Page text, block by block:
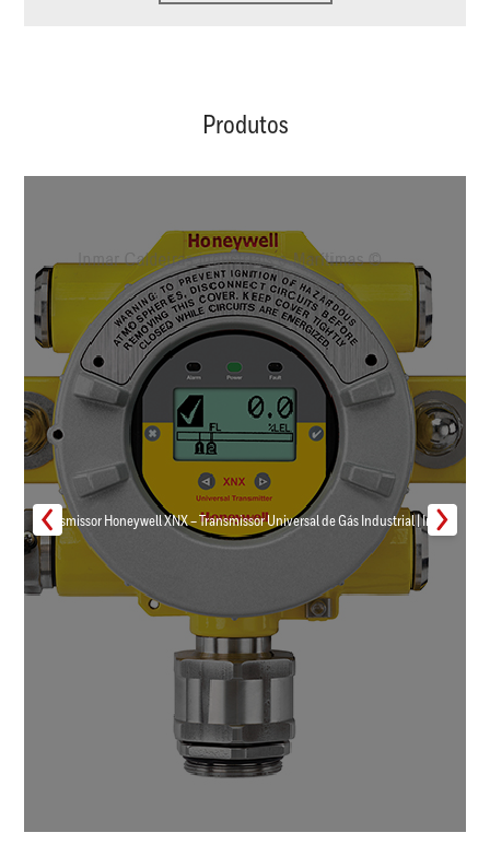
Produtos
Transmissor Honeywell XNX – Transmissor Universal de Gás Industrial | Inmar